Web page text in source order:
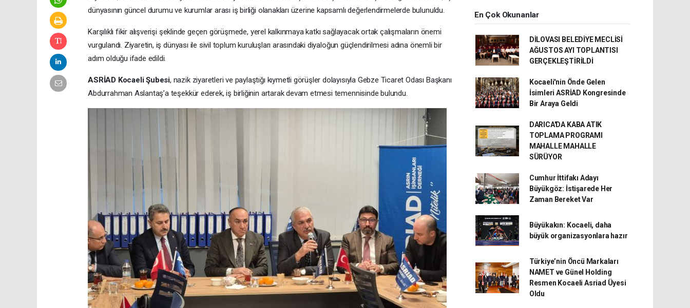
dünyasının güncel durumu ve kurumlar arası iş birliği olanakları üzerine kapsamlı değerlendirmelerde bulunuldu.
Karşılıklı fikir alışverişi şeklinde geçen görüşmede, yerel kalkınmaya katkı sağlayacak ortak çalışmaların önemi
vurgulandı. Ziyaretin, iş dünyası ile sivil toplum kuruluşları arasındaki diyaloğun güçlendirilmesi adına önemli bir
adım olduğu ifade edildi.
ASRİAD Kocaeli Şubesi, nazik ziyaretleri ve paylaştığı kıymetli görüşler dolayısıyla Gebze Ticaret Odası Başkanı
Abdurrahman Aslantaş’a teşekkür ederek, iş birliğinin artarak devam etmesi temennisinde bulundu.
En Çok Okunanlar
DİLOVASI BELEDİYE MECLİSİ
AĞUSTOS AYI TOPLANTISI
GERÇEKLEŞTİRİLDİ
Kocaeli'nin Önde Gelen
İsimleri ASRİAD Kongresinde
Bir Araya Geldi
DARICA'DA KABA ATIK
TOPLAMA PROGRAMI
MAHALLE MAHALLE
SÜRÜYOR
Cumhur İttifakı Adayı
Büyükgöz: İstişarede Her
Zaman Bereket Var
Büyükakın: Kocaeli, daha
büyük organizasyonlara hazır
Türkiye’nin Öncü Markaları
NAMET ve Günel Holding
Resmen Kocaeli Asriad Üyesi
Oldu